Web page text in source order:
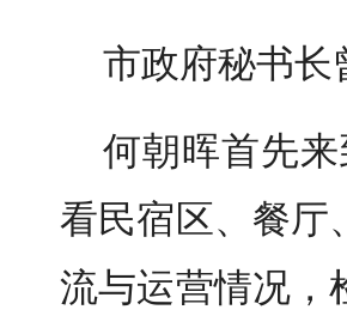
市政府秘书长
何朝晖首先
看民宿区、餐厅
流与运营情况，